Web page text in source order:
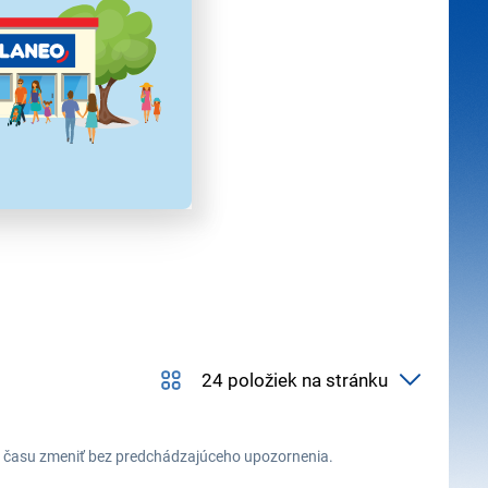
zmeniť bez predchádzajúceho upozornenia.